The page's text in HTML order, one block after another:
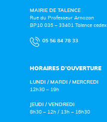
MAIRIE DE TALENCE
Rue du Professeur Arnozan
BP10 035 – 33401 Talence cedex
05 56 84 78 33
HORAIRES D’OUVERTURE
LUNDI / MARDI / MERCREDI
12h30 – 19h
JEUDI / VENDREDI
8h30 – 12h / 13h – 16h30